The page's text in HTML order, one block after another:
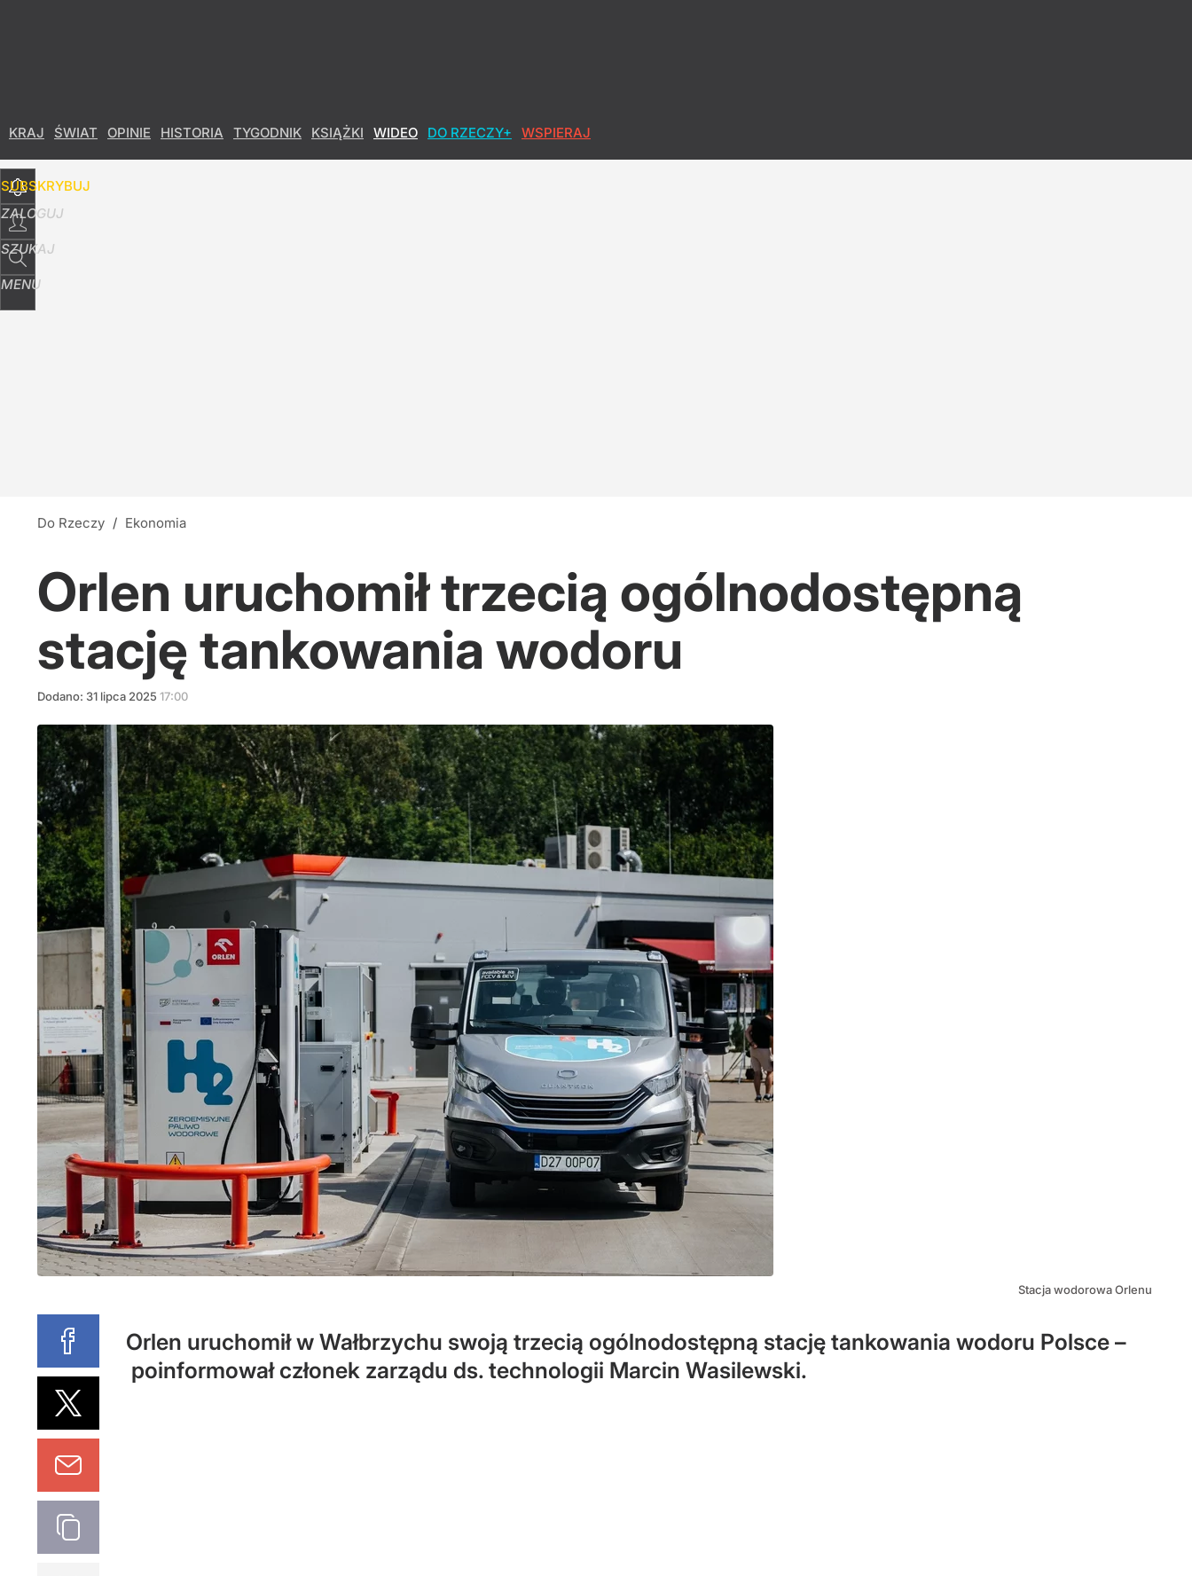
KRAJ ŚWIAT OPINIE HISTORIA TYGODNIK KSIĄŻKI WIDEO DO RZECZY+ WSPIERAJ
SUBSKRYBUJ
ZALOGUJ
SZUKAJ
MENU
Do Rzeczy / Ekonomia
Orlen uruchomił trzecią ogólnodostępną
stację tankowania wodoru
Dodano: 31 lipca 2025 17:00
Stacja wodorowa Orlenu
Orlen uruchomił w Wałbrzychu swoją trzecią ogólnodostępną stację tankowania wodoru Polsce –
poinformował członek zarządu ds. technologii Marcin Wasilewski.